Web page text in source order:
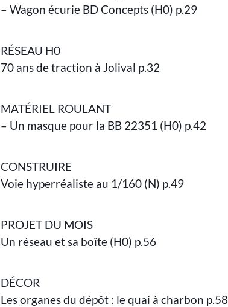
– Wagon écurie BD Concepts (H0) p.29
RÉSEAU H0
70 ans de traction à Jolival p.32
MATÉRIEL ROULANT
– Un masque pour la BB 22351 (H0) p.42
CONSTRUIRE
Voie hyperréaliste au 1/160 (N) p.49
PROJET DU MOIS
Un réseau et sa boîte (H0) p.56
DÉCOR
Les organes du dépôt : le quai à charbon p.58